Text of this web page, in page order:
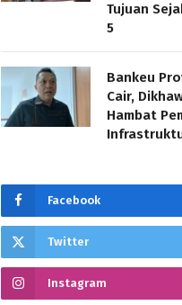
Tujuan
5
Bankeu
Cair,
Hambat
Facebook
Twitter
Instagram